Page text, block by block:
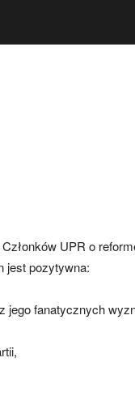
UPR o
jest pozytywna:
jego fanatycznych